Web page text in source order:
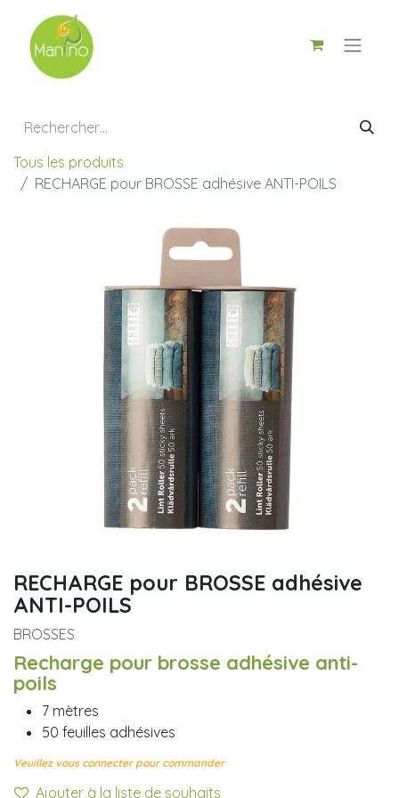
Tous les produits
RECHARGE pour BROSSE adhésive ANTI-POILS
RECHARGE pour BROSSE adhésive
ANTI-POILS
BROSSES
Recharge pour brosse adhésive anti-
poils
7 mètres
50 feuilles adhésives
Veuillez vous connecter pour commander
Ajouter à la liste de souhaits